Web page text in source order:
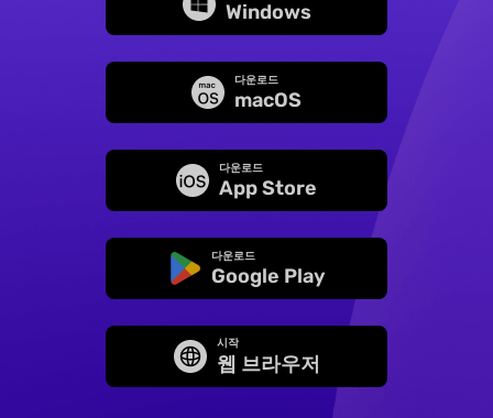
Windows
다운로드
macOS
다운로드
App Store
다운로드
Google Play
시작
웹 브라우저